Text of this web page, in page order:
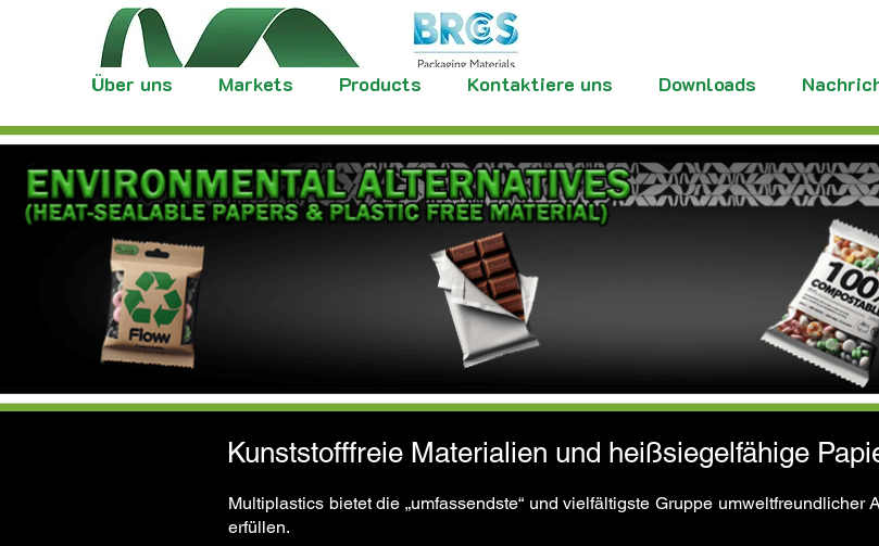
Über uns Markets Products Kontaktiere uns Downloads
Kunststofffreie Materialien und heißsiegelfähige
Multiplastics bietet die „umfassendste“ und vielfältigste Gruppe
erfüllen.